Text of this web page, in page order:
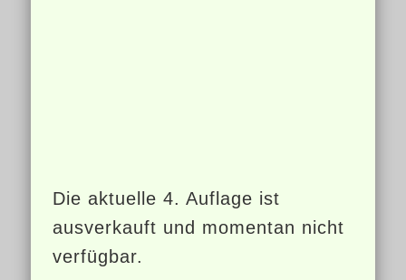
Die aktuelle 4. Auflage ist
ausverkauft und momentan nicht
verfügbar.